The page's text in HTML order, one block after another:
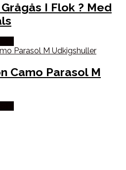
I Flok ? Med
Camo Parasol M